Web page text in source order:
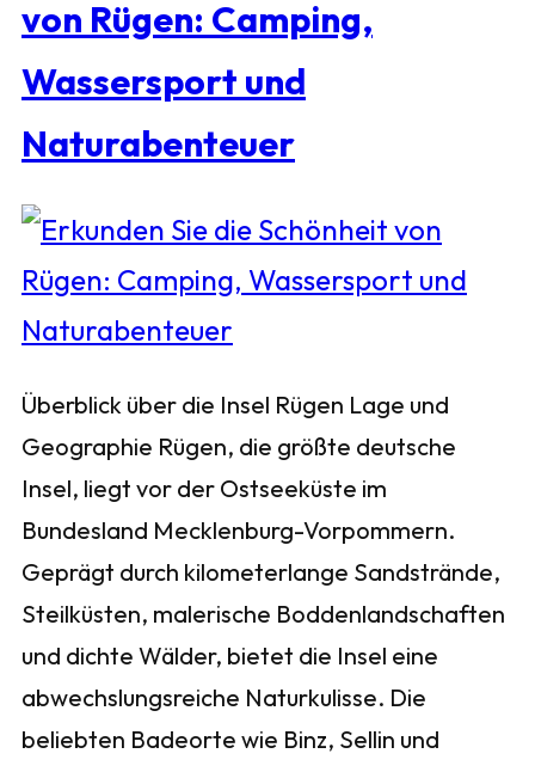
von Rügen: Camping,
Wassersport und
Naturabenteuer
Überblick über die Insel Rügen Lage und
Geographie Rügen, die größte deutsche
Insel, liegt vor der Ostseeküste im
Bundesland Mecklenburg-Vorpommern.
Geprägt durch kilometerlange Sandstrände,
Steilküsten, malerische Boddenlandschaften
und dichte Wälder, bietet die Insel eine
abwechslungsreiche Naturkulisse. Die
beliebten Badeorte wie Binz, Sellin und